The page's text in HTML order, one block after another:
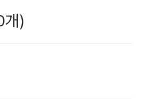
)